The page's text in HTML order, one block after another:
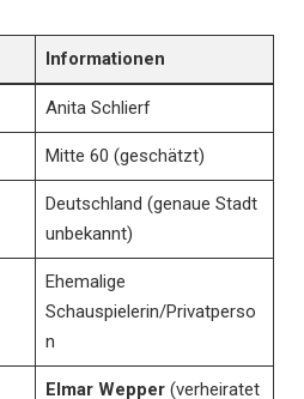
Informationen
Anita Schlierf
Mitte 60 (geschätzt)
Deutschland (genaue Stadt
unbekannt)
Ehemalige
Schauspielerin/Privatperso
n
Elmar Wepper(verheiratet